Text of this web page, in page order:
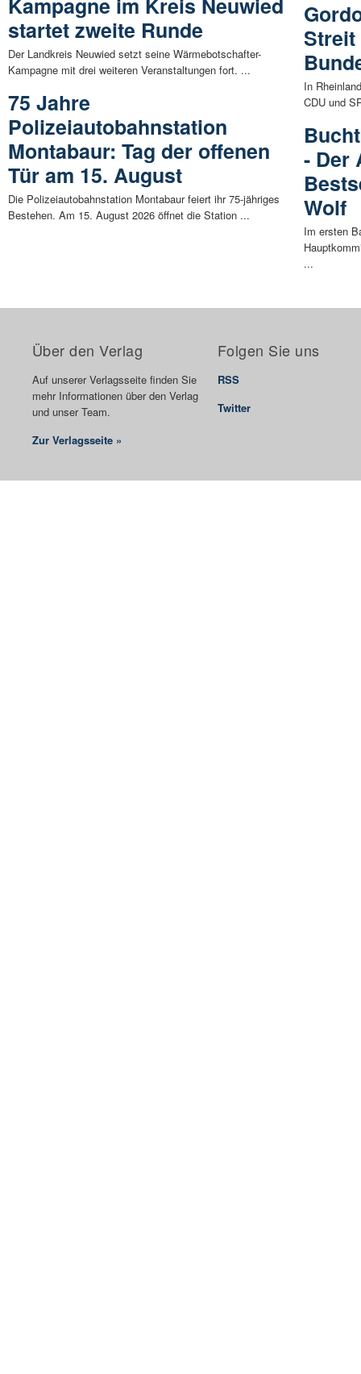
startet zweite Runde
Der Landkreis Neuwied setzt seine Wärmebotschafter-
Kampagne mit drei weiteren Veranstaltungen fort. ...
75 Jahre
Polizeiautobahnstation
Montabaur: Tag der offenen
Tür am 15. August
Die Polizeiautobahnstation Montabaur feiert ihr 75-jähriges
Bestehen. Am 15. August 2026 öffnet die Station ...
In
CDU und
- Der
Wolf
Im ersten
...
Über den Verlag
Auf unserer Verlagsseite finden Sie
mehr Informationen über den Verlag
und unser Team.
Zur Verlagsseite »
Folgen Sie uns
RSS
Twitter